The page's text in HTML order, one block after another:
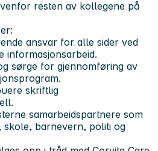
resten av kollegene på
ansvar for alle sider ved
informasjonsarbeid.
sørge for gjennomføring av
skriftlig
samarbeidspartnere som
skole, barnevern, politi og